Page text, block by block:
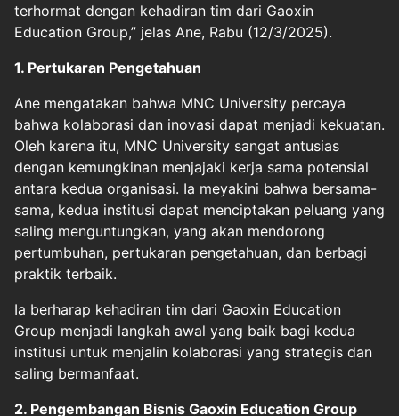
terhormat dengan kehadiran tim dari Gaoxin
Education Group,” jelas Ane, Rabu (12/3/2025).
1. Pertukaran Pengetahuan
Ane mengatakan bahwa MNC University percaya
bahwa kolaborasi dan inovasi dapat menjadi kekuatan.
Oleh karena itu, MNC University sangat antusias
dengan kemungkinan menjajaki kerja sama potensial
antara kedua organisasi. Ia meyakini bahwa bersama-
sama, kedua institusi dapat menciptakan peluang yang
saling menguntungkan, yang akan mendorong
pertumbuhan, pertukaran pengetahuan, dan berbagi
praktik terbaik.
Ia berharap kehadiran tim dari Gaoxin Education
Group menjadi langkah awal yang baik bagi kedua
institusi untuk menjalin kolaborasi yang strategis dan
saling bermanfaat.
2. Pengembangan Bisnis Gaoxin Education Group